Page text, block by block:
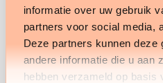
informatie over uw gebruik
partners voor social media,
Deze partners kunnen deze
andere informatie die u aan
hebben verzameld op basis
managers, adviseurs en
maken hebben met
denkt dat dingen in jouw
kunnen, maar weet nog